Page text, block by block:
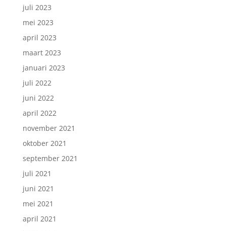
juli 2023
mei 2023
april 2023
maart 2023
januari 2023
juli 2022
juni 2022
april 2022
november 2021
oktober 2021
september 2021
juli 2021
juni 2021
mei 2021
april 2021